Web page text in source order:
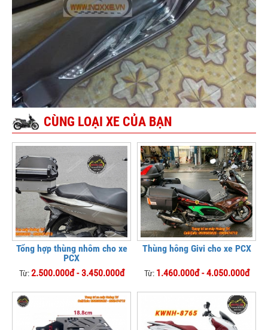
CÙNG LOẠI XE CỦA BẠN
Tổng hợp thùng nhôm cho xe
PCX
Từ:2.500.000đ - 3.450.000đ
Thùng hông Givi cho xe PCX
Từ: 1.460.000đ - 4.050.000đ